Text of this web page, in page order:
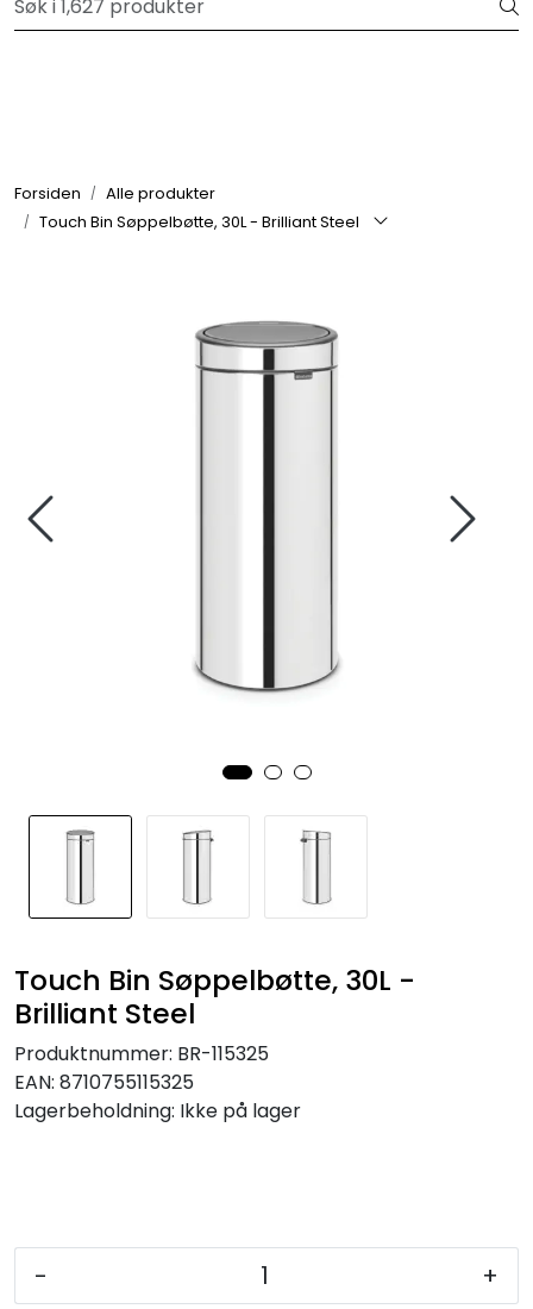
Skip to main contentVelkommen til vår forhandlerportal
Forsiden
Alle produkter
Touch Bin Søppelbøtte, 30L - Brilliant Steel
Touch Bin Søppelbøtte, 30L -
Brilliant Steel
Produktnummer: BR-115325
EAN: 8710755115325
Lagerbeholdning: Ikke på lager
- +
Om oss